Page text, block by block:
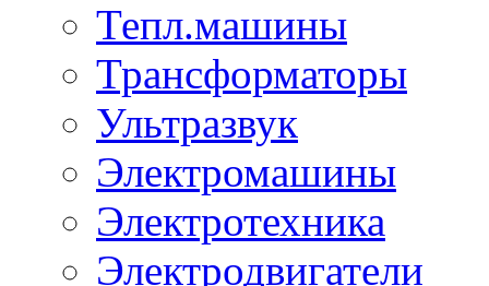
Тепл.машины
Трансформаторы
Ультразвук
Электромашины
Электротехника
Электродвигатели